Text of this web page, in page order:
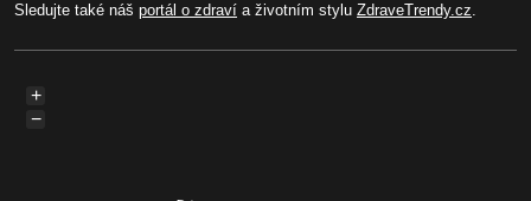
Sledujte také náš portál o zdraví a životním stylu ZdraveTrendy.cz.
+
−